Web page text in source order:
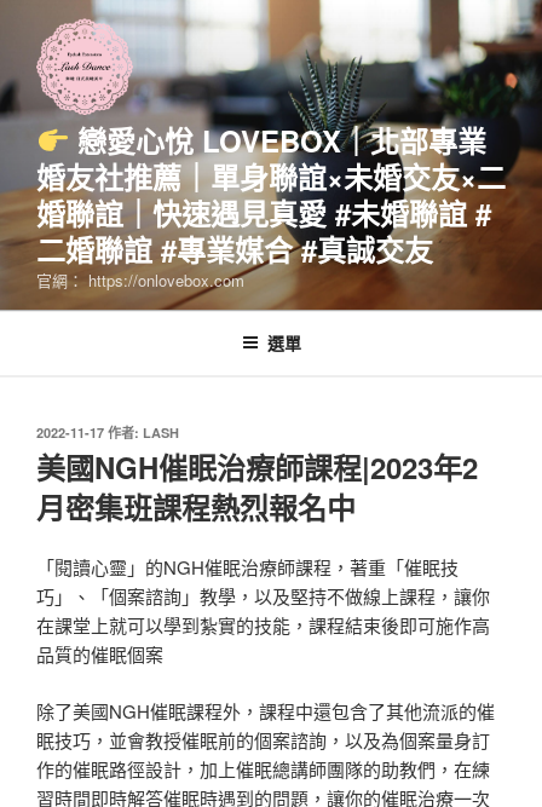
要
戀愛心悅 LOVEBOX｜北部專業
婚友社推薦｜單身聯誼×未婚交友×二
婚聯誼｜快速遇見真愛 #未婚聯誼 #
二婚聯誼 #專業媒合 #真誠交友
官網： https://onlovebox.com
選單
發
佈
於
2022-11-17 作者: LASH
美國NGH催眠治療師課程|2023年2
月密集班課程熱烈報名中
「閱讀心靈」的NGH催眠治療師課程，著重「催眠技
巧」、「個案諮詢」教學，以及堅持不做線上課程，讓你
在課堂上就可以學到紮實的技能，課程結束後即可施作高
品質的催眠個案
除了美國NGH催眠課程外，課程中還包含了其他流派的催
眠技巧，並會教授催眠前的個案諮詢，以及為個案量身訂
作的催眠路徑設計，加上催眠總講師團隊的助教們，在練
習時間即時解答催眠時遇到的問題，讓你的催眠治療一次